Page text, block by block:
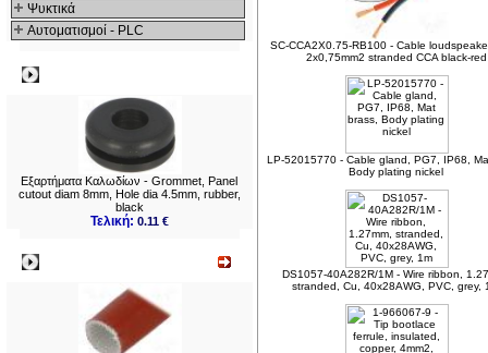
Ψυκτικά
Αυτοματισμοί - PLC
Εξαρτήματα Καλωδίων - Grommet, Panel
cutout diam 8mm, Hole dia 4.5mm, rubber,
black
Τελική: 0.11 €
SC-CCA2X0.75-RB100 - Cable
2x0,75mm2 stranded CCA black-red
LP-52015770 - Cable gland, PG7, IP68,
Body plating nickel
DS1057-40A282R/1M - Wire ribbon,
stranded, Cu, 40x28AWG, PVC, grey,